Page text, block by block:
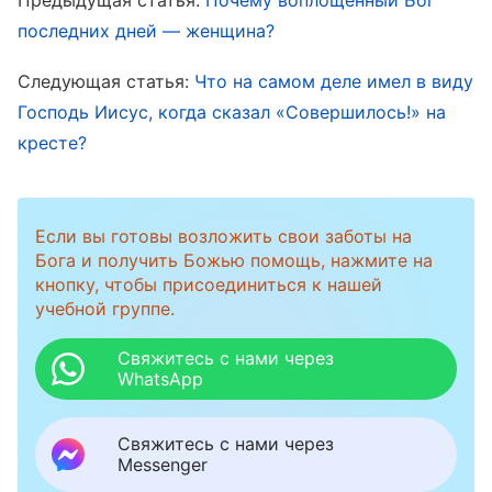
проблема. Все люди глубоко развращены
сатаной и имеют сатанинскую природу. Все
живут во грехе, и погрязли в скверне и
развращенности. Можем ли мы в самом деле
когда Спаситель спустится на облаке, и
упрямо держатся за это представление, то их
ждет разочарование. Их ожидают бедствия,
плач и скрежет зубовный. Так как же спасает
людей Спаситель, когда приходит на землю?
Во-первых, Он спасает нас от греха. Господь
Иисус совершил искупительный труд, чтобы
последних дней — женщина?
Следующая статья: Что на самом деле имел в виду
Господь Иисус, когда сказал «Совершилось!» на
кресте?
Если вы готовы возложить свои заботы на
Бога и получить Божью помощь, нажмите на
кнопку, чтобы присоединиться к нашей
учебной группе.
Свяжитесь с нами через
WhatsApp
Свяжитесь с нами через
Messenger